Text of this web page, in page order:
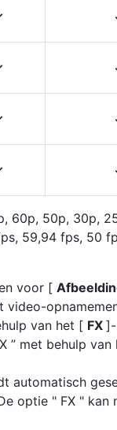
60p, 50p, 30p,
59,94 fps, 50
voor [
video-
van het [ FX ]-
” met behulp
automatisch
optie " FX " kan